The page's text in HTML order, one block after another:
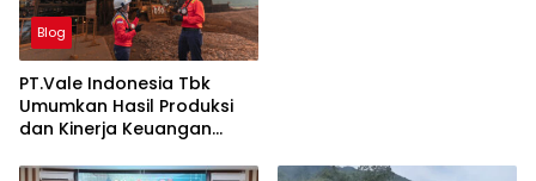
Blog
PT.Vale Indonesia Tbk
Umumkan Hasil Produksi
dan Kinerja Keuangan